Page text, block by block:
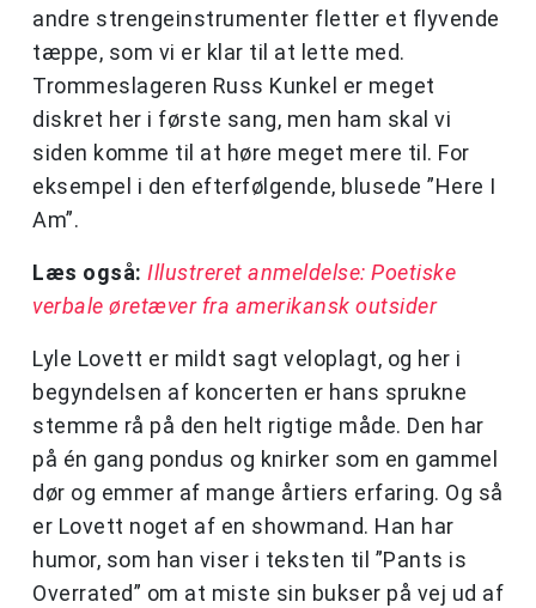
andre strengeinstrumenter fletter et flyvende
tæppe, som vi er klar til at lette med.
Trommeslageren Russ Kunkel er meget
diskret her i første sang, men ham skal vi
siden komme til at høre meget mere til. For
eksempel i den efterfølgende, blusede ”Here I
Am”.
Læs også: Illustreret anmeldelse: Poetiske
verbale øretæver fra amerikansk outsider
Lyle Lovett er mildt sagt veloplagt, og her i
begyndelsen af koncerten er hans sprukne
stemme rå på den helt rigtige måde. Den har
på én gang pondus og knirker som en gammel
dør og emmer af mange årtiers erfaring. Og så
er Lovett noget af en showmand. Han har
humor, som han viser i teksten til ”Pants is
Overrated” om at miste sin bukser på vej ud af